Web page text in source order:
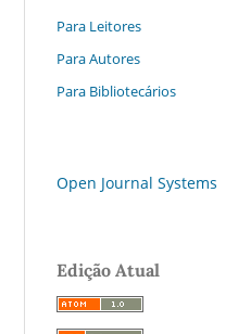
Para Leitores
Para Autores
Para Bibliotecários
Open Journal Systems
Edição Atual